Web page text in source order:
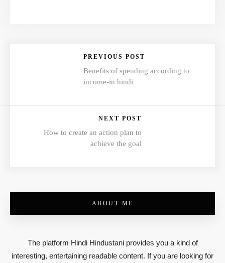
PREVIOUS POST
Benefits of spending according to
income-in hindi
NEXT POST
How to create an action plan to
achieve the goal
ABOUT ME
The platform Hindi Hindustani provides you a kind of
interesting, entertaining readable content. If you are looking for